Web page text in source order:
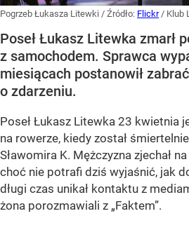
Pogrzeb Łukasza Litewki / Źródło: Flickr / Klub
Poseł Łukasz Litewka zmarł
z samochodem. Sprawca
miesiącach postanowił
o zdarzeniu.
Poseł Łukasz Litewka 23 kwietnia
na rowerze, kiedy został
Sławomira K. Mężczyzna zjechał
choć nie potrafi dziś wyjaśnić, jak
długi czas unikał kontaktu z
żona porozmawiali z „Faktem”.